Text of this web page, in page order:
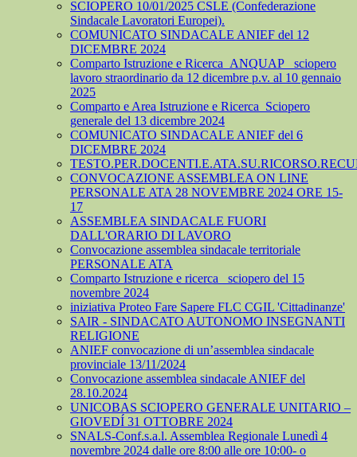
SCIOPERO 10/01/2025 CSLE (Confederazione
Sindacale Lavoratori Europei).
COMUNICATO SINDACALE ANIEF del 12
DICEMBRE 2024
Comparto Istruzione e Ricerca_ANQUAP_ sciopero
lavoro straordinario da 12 dicembre p.v. al 10 gennaio
2025
Comparto e Area Istruzione e Ricerca_Sciopero
generale del 13 dicembre 2024
COMUNICATO SINDACALE ANIEF del 6
DICEMBRE 2024
CONVOCAZIONE ASSEMBLEA ON LINE
PERSONALE ATA 28 NOVEMBRE 2024 ORE 15-
17
ASSEMBLEA SINDACALE FUORI
DALL'ORARIO DI LAVORO
Convocazione assemblea sindacale territoriale
PERSONALE ATA
Comparto Istruzione e ricerca_ sciopero del 15
novembre 2024
iniziativa Proteo Fare Sapere FLC CGIL 'Cittadinanze'
SAIR - SINDACATO AUTONOMO INSEGNANTI
RELIGIONE
ANIEF convocazione di un’assemblea sindacale
provinciale 13/11/2024
Convocazione assemblea sindacale ANIEF del
28.10.2024
UNICOBAS SCIOPERO GENERALE UNITARIO –
GIOVEDÍ 31 OTTOBRE 2024
SNALS-Conf.s.a.l. Assemblea Regionale Lunedì 4
novembre 2024 dalle ore 8:00 alle ore 10:00- o